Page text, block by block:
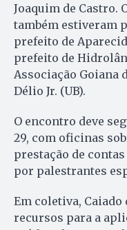
Joaquim de
também estiveram
prefeito de
prefeito de
Associação Goiana
Délio Jr. (UB).
O encontro deve
29, com oficinas
prestação de
por palestrantes
Em coletiva,
recursos para a